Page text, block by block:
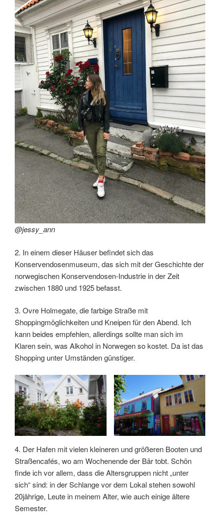
@jessy_ann
2. In einem dieser Häuser befindet sich das
Konservendosenmuseum, das sich mit der Geschichte der
norwegischen Konservendosen-Industrie in der Zeit
zwischen 1880 und 1925 befasst.
3. Ovre Holmegate, die farbige Straße mit
Shoppingmöglichkeiten und Kneipen für den Abend. Ich
kann beides empfehlen, allerdings sollte man sich im
Klaren sein, was Alkohol in Norwegen so kostet. Da ist das
Shopping unter Umständen günstiger.
4. Der Hafen mit vielen kleineren und größeren Booten und
Straßencafés, wo am Wochenende der Bär tobt. Schön
finde ich vor allem, dass die Altersgruppen nicht „unter
sich“ sind: in der Schlange vor dem Lokal stehen sowohl
20jährige, Leute in meinem Alter, wie auch einige ältere
Semester.